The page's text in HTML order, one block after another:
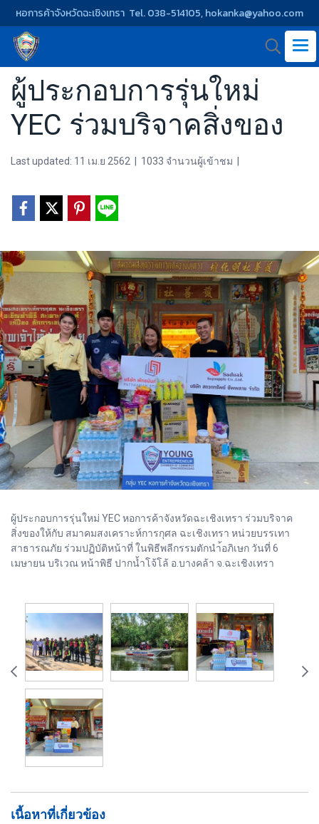
หอการค้าจังหวัดฉะเชิงเทรา Tel. 038-514105, hokanka@yahoo.com
ผู้ประกอบการรุ่นใหม่
YEC ร่วมบริจาคสิ่งของ
Last updated: 11 เม.ย 2562 1033 จำนวนผู้เข้าชม
ผู้ประกอบการรุ่นใหม่ YEC หอการค้าจังหวัดฉะเชิงเทรา ร่วมบริจาค
สิ่งของให้กับ สมาคมสงเคราะห์การกุศล ฉะเชิงเทรา หน่วยบรรเทา
สาธารณภัย ร่วมปฏิบัติหน้าที่ ในพิธีพลีกรรมตักนำ้อภิเษก วันที่ 6
เมษายน บริเวณ หน้าพิธี ปากน้ำโจ้โล้ อ.บางคล้า จ.ฉะเชิงเทรา
เนื้อหาที่เกี่ยวข้อง